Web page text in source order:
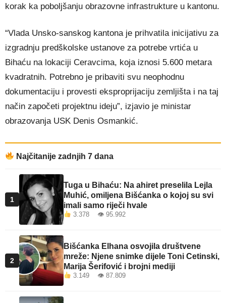
korak ka poboljšanju obrazovne infrastrukture u kantonu.
“Vlada Unsko-sanskog kantona je prihvatila inicijativu za
izgradnju predškolske ustanove za potrebe vrtića u
Bihaću na lokaciji Ceravcima, koja iznosi 5.600 metara
kvadratnih. Potrebno je pribaviti svu neophodnu
dokumentaciju i provesti eksproprijaciju zemljišta i na taj
način započeti projektnu ideju”, izjavio je ministar
obrazovanja USK Denis Osmankić.
Najčitanije zadnjih 7 dana
1
Tuga u Bihaću: Na ahiret preselila Lejla
Muhić, omiljena Bišćanka o kojoj su svi
imali samo riječi hvale
3.378 👁 95.992
2
Bišćanka Elhana osvojila društvene
mreže: Njene snimke dijele Toni Cetinski,
Marija Šerifović i brojni mediji
3.149 👁 87.809